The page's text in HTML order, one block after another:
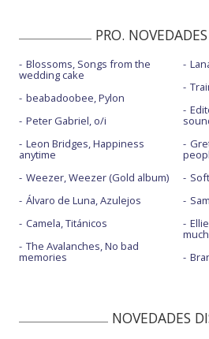
PRO.
Blossoms, Songs from the
wedding cake
beabadoobee, Pylon
Peter Gabriel, o/i
Leon Bridges, Happiness
anytime
Weezer, Weezer (Gold album)
Álvaro de Luna, Azulejos
Camela, Titánicos
The Avalanches, No bad
memories
much
NOVEDADES